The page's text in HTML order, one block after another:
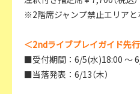
※2階席ジャンプ禁止エリアと
＜2ndライブプレイガイド先
■受付期間：6/5(水)18:00 ～
■当落発表：6/13（木）